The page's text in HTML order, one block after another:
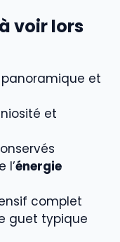
voir lors
et
et
l’énergie
complet
guet typique